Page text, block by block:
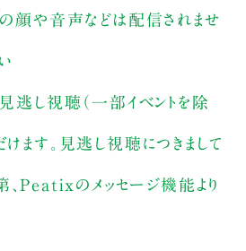
の顔や音声などは配信されませ
見逃し視聴（一部イベントを除
けます。見逃し視聴につきまして
Peatixのメッセージ機能より